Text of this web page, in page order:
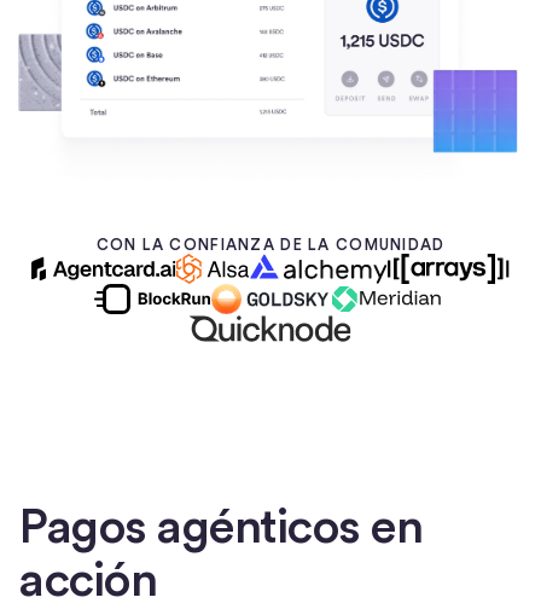
CON LA CONFIANZA DE LA COMUNIDAD
Pagos agénticos en
acción